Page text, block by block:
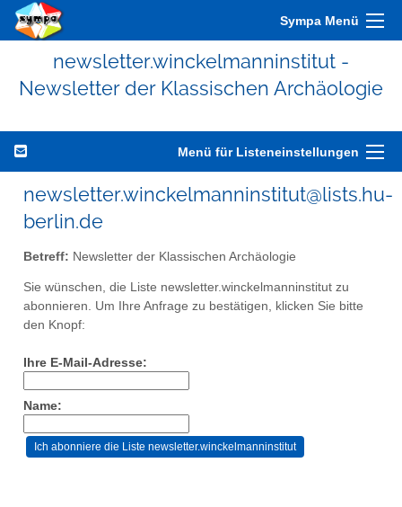
Sympa Menü
newsletter.winckelmanninstitut -
Newsletter der Klassischen Archäologie
Menü für Listeneinstellungen
newsletter.winckelmanninstitut@lists.hu-
berlin.de
Betreff: Newsletter der Klassischen Archäologie
Sie wünschen, die Liste newsletter.winckelmanninstitut zu
abonnieren. Um Ihre Anfrage zu bestätigen, klicken Sie bitte
den Knopf:
Ihre E-Mail-Adresse:
Name: